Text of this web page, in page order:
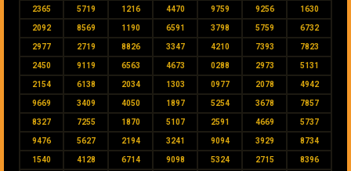
2365 5719 1216 4470 9759 9256 1630
2092 8569 1190 6591 3798 5759 6732
2977 2719 8826 3347 4210 7393 7823
2450 9119 6563 4673 0288 2973 5131
2154 6138 2034 1303 0977 2078 4942
9669 3409 4050 1897 5254 3678 7857
8327 7255 1870 5107 2591 4669 5737
9476 5627 2194 3241 9094 3929 8734
1540 4128 6714 9098 5324 2715 8396